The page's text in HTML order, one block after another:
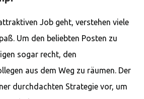
Job geht, verstehen viele
Um den beliebten Posten zu
sogar recht, den
aus dem Weg zu räumen. Der
durchdachten Strategie vor, um